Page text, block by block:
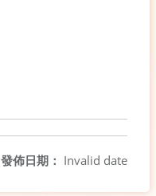
發佈日期： Invalid date